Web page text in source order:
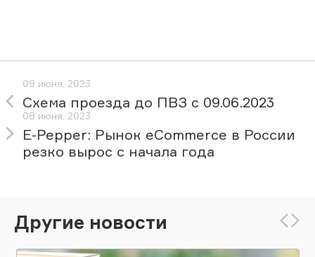
09 июня, 2023
Схема проезда до ПВЗ с 09.06.2023
08 июня, 2023
E-Pepper: Рынок eCommerce в России
резко вырос с начала года
Другие новости